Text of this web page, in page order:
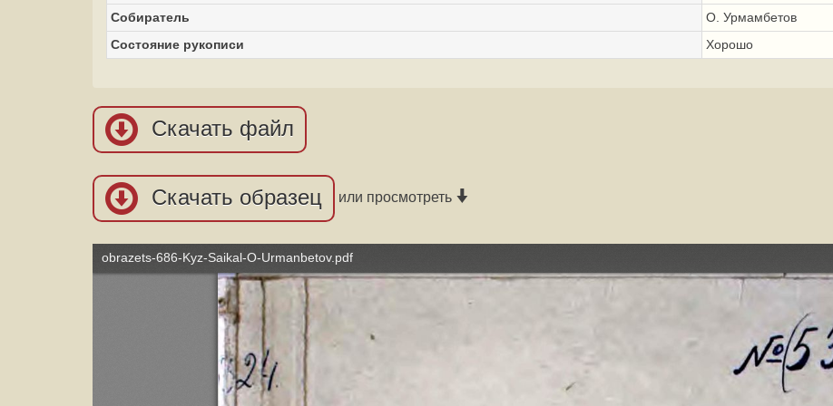
Собиратель
О. Урмамбетов
Состояние рукописи
Хорошо
Скачать файл
Скачать образец или просмотреть